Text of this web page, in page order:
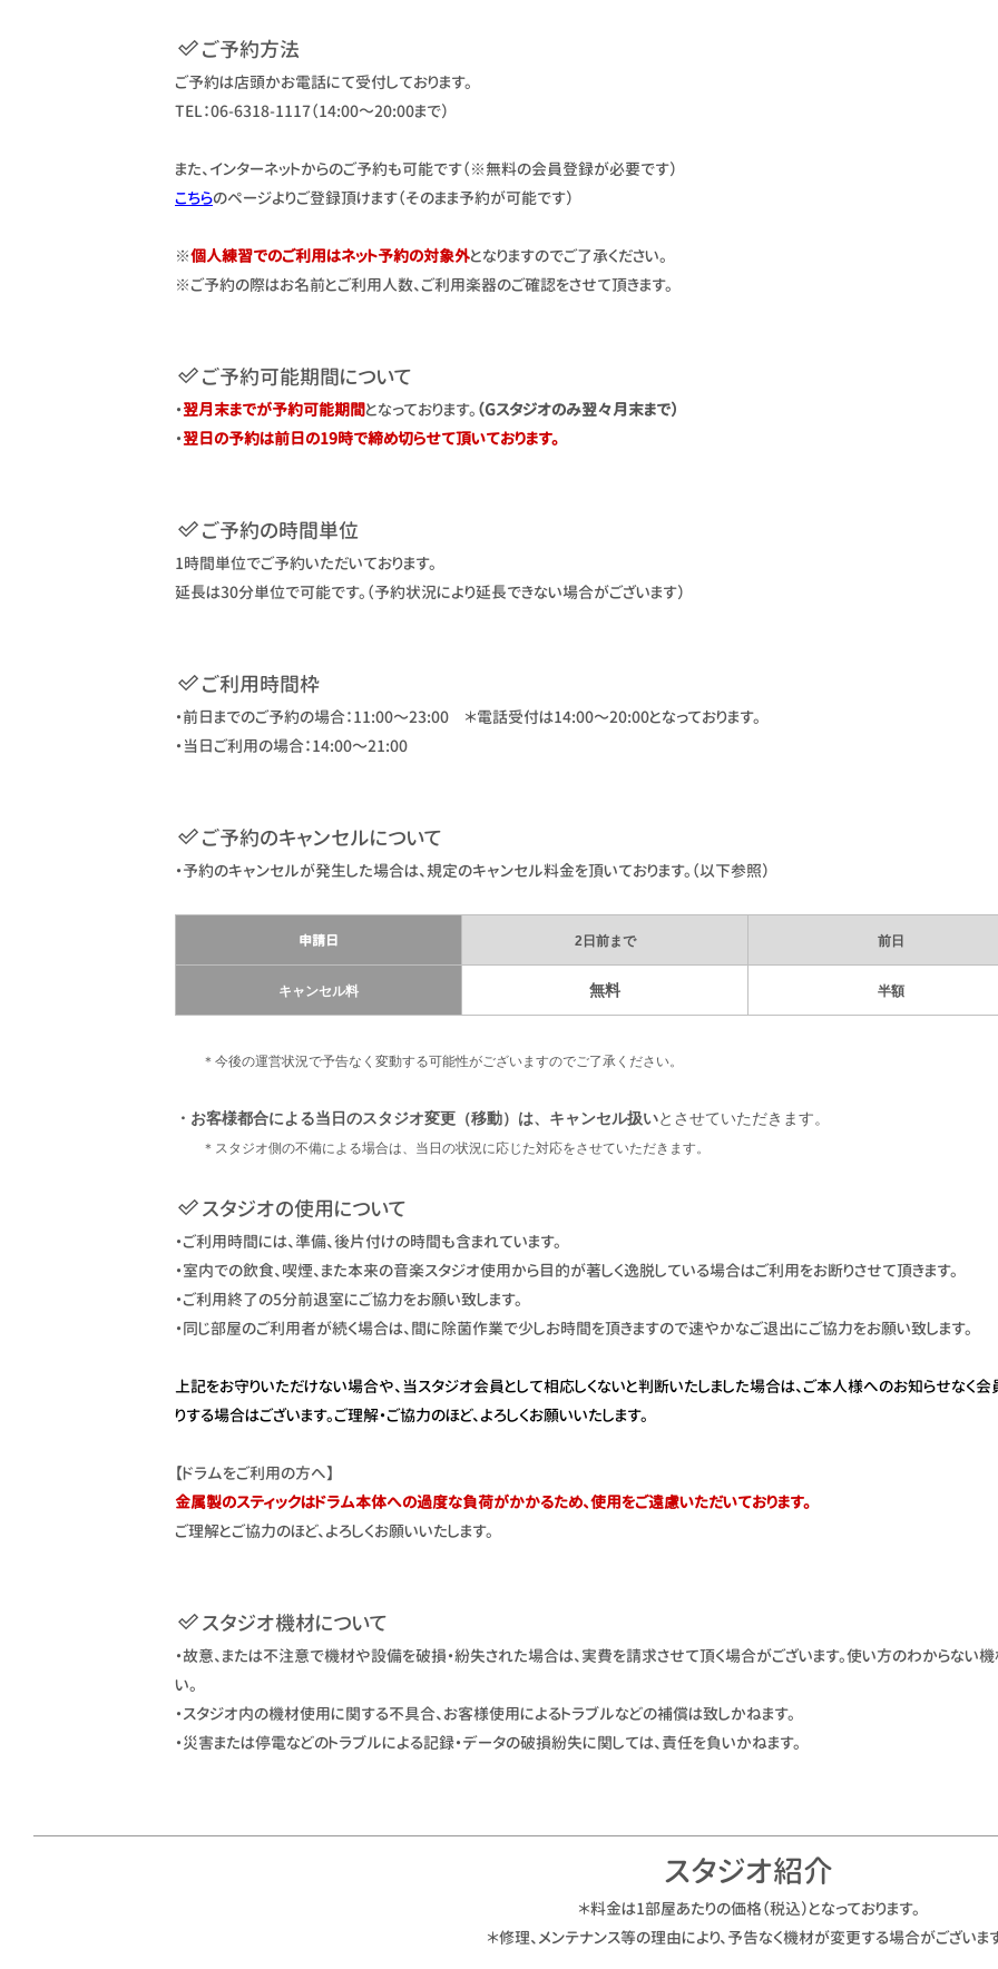
ご予約方法
ご予約は店頭かお電話にて受付しております。
TEL：06-6318-1117（14:00～20:00まで）
また、インターネットからのご予約も可能です（※無料の会員登録が必要です）
こちらのページよりご登録頂けます（そのまま予約が可能です）
※個人練習でのご利用はネット予約の対象外となりますのでご了承ください。
※ご予約の際はお名前とご利用人数、ご利用楽器のご確認をさせて頂きます。
ご予約可能期間について
・翌月末までが予約可能期間となっております。 （Gスタジオのみ翌々月末まで）
・翌日の予約は前日の19時で締め切らせて頂いております。
ご予約の時間単位
1時間単位でご予約いただいております。
延長は30分単位で可能です。（予約状況により延長できない場合がございます）
ご利用時間枠
・前日までのご予約の場合：11:00〜23:00 ＊電話受付は14:00〜20:00となっております。
・当日ご利用の場合：14:00〜21:00
ご予約のキャンセルについて
・予約のキャンセルが発生した場合は、規定のキャンセル料金を頂いております。（以下参照）
申請日 2日前まで 前日
キャンセル料 無料 半額
＊今後の運営状況で予告なく変動する可能性がございますのでご了承ください。
・お客様都合による当日のスタジオ変更（移動）は、キャンセル扱いとさせていただきます。
＊スタジオ側の不備による場合は、当日の状況に応じた対応をさせていただきます。
スタジオの使用について
・ご利用時間には、準備、後片付けの時間も含まれています。
・室内での飲食、喫煙、また本来の音楽スタジオ使用から目的が著しく逸脱している場合はご利用をお断りさせて頂きます。
・ご利用終了の5分前退室にご協力をお願い致します。
・同じ部屋のご利用者が続く場合は、間に除菌作業で少しお時間を頂きますので速やかなご退出にご協力をお願い致します。
上記をお守りいただけない場合や、当スタジオ会員として相応しくないと判断いたしました場合は、ご本人様へのお知らせなく
りする場合はございます。ご理解・ご協力のほど、よろしくお願いいたします。
【ドラムをご利用の方へ】
金属製のスティックはドラム本体への過度な負荷がかかるため、使用をご遠慮いただいております。
ご理解とご協力のほど、よろしくお願いいたします。
スタジオ機材について
・故意、または不注意で機材や設備を破損・紛失された場合は、実費を請求させて頂く場合がございます。使い方のわからない
い。
・スタジオ内の機材使用に関する不具合、お客様使用によるトラブルなどの補償は致しかねます。
・災害または停電などのトラブルによる記録・データの破損紛失に関しては、責任を負いかねます。
スタジオ紹介
＊料金は1部屋あたりの価格（税込）となっております。
＊修理、メンテナンス等の理由により、予告なく機材が変更する場合がございま